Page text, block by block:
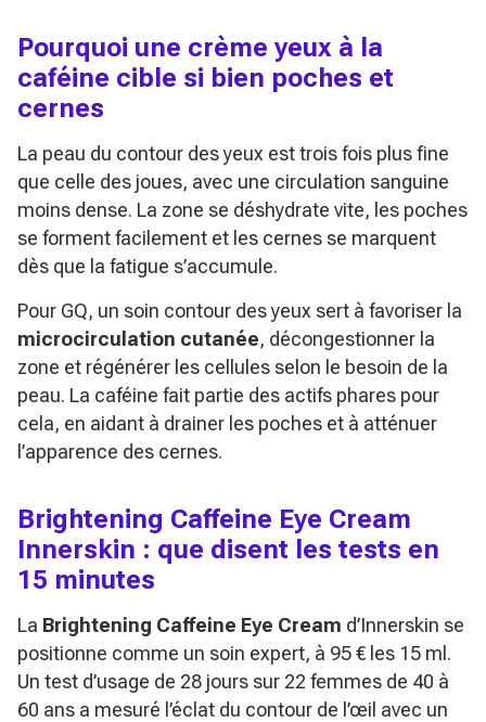
Pourquoi une crème yeux à la
caféine cible si bien poches et
cernes
La peau du contour des yeux est trois fois plus fine
que celle des joues, avec une circulation sanguine
moins dense. La zone se déshydrate vite, les poches
se forment facilement et les cernes se marquent
dès que la fatigue s’accumule.
Pour GQ, un soin contour des yeux sert à favoriser la
microcirculation cutanée, décongestionner la
zone et régénérer les cellules selon le besoin de la
peau. La caféine fait partie des actifs phares pour
cela, en aidant à drainer les poches et à atténuer
l’apparence des cernes.
Brightening Caffeine Eye Cream
Innerskin : que disent les tests en
15 minutes
La Brightening Caffeine Eye Cream d’Innerskin se
positionne comme un soin expert, à 95 € les 15 ml.
Un test d’usage de 28 jours sur 22 femmes de 40 à
60 ans a mesuré l’éclat du contour de l’œil avec un